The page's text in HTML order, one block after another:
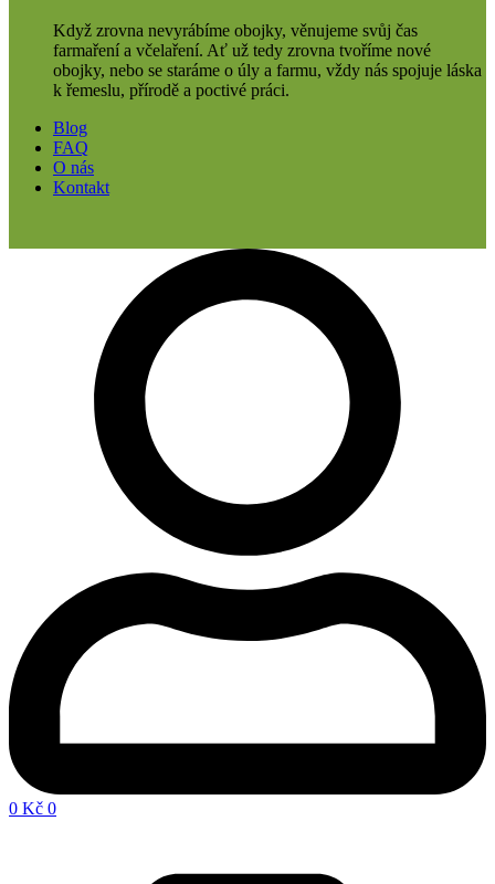
Když zrovna nevyrábíme obojky, věnujeme svůj čas
farmaření a včelaření. Ať už tedy zrovna tvoříme nové
obojky, nebo se staráme o úly a farmu, vždy nás spojuje láska
k řemeslu, přírodě a poctivé práci.
Blog
FAQ
O nás
Kontakt
0 Kč 0